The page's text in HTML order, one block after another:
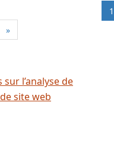
»
l’analyse de
site web
1